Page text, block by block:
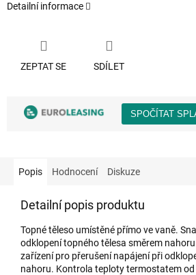
Detailní informace
ZEPTAT SE SDÍLET
Popis Hodnocení Diskuze
Detailní popis produktu
Topné těleso umístěné přímo ve vaně.
odklopení topného tělesa směrem
zařízení pro přerušení napájení při
nahoru. Kontrola teploty termostatem od